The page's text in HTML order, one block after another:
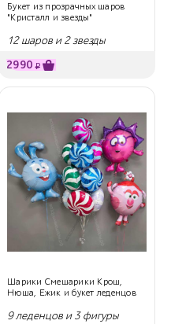
Букет из прозрачных шаров
"Кристалл и звезды"
12 шаров и 2 звезды
2990 ₽
Шарики Смешарики Крош,
Нюша, Ежик и букет леденцов
9 леденцов и 3 фигуры